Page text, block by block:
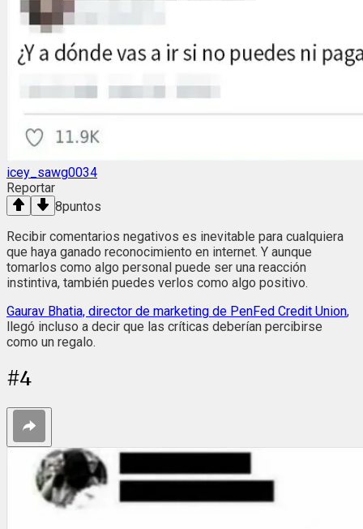
icey_sawg0034
Reportar
8puntos
Recibir comentarios negativos es inevitable para cualquiera
que haya ganado reconocimiento en internet. Y aunque
tomarlos como algo personal puede ser una reacción
instintiva, también puedes verlos como algo positivo.
Gaurav Bhatia, director de marketing de PenFed Credit Union,
llegó incluso a decir que las críticas deberían percibirse
como un regalo.
#4